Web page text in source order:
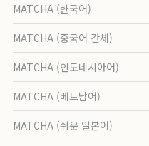
MATCHA (한국어)
MATCHA (중국어 간체)
MATCHA (인도네시아어)
MATCHA (베트남어)
MATCHA (쉬운 일본어)